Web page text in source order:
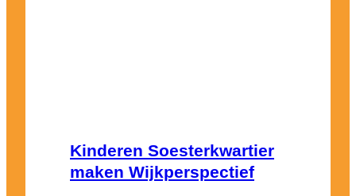
Kinderen Soesterkwartier
maken Wijkperspectief